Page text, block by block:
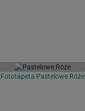
Fototapeta Pastelowe Róże